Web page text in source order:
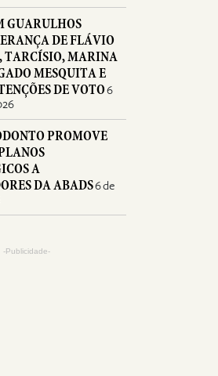
GUARULHOS
DE FLÁVIO
TARCÍSIO, MARINA
MESQUITA E
DE VOTO6
PROMOVE
A
DA ABADS6 de
-Publicidade-